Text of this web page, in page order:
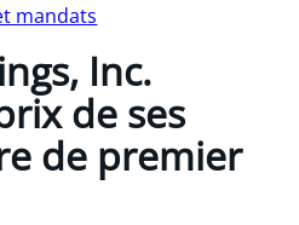
mandats
Inc.
de ses
de premier